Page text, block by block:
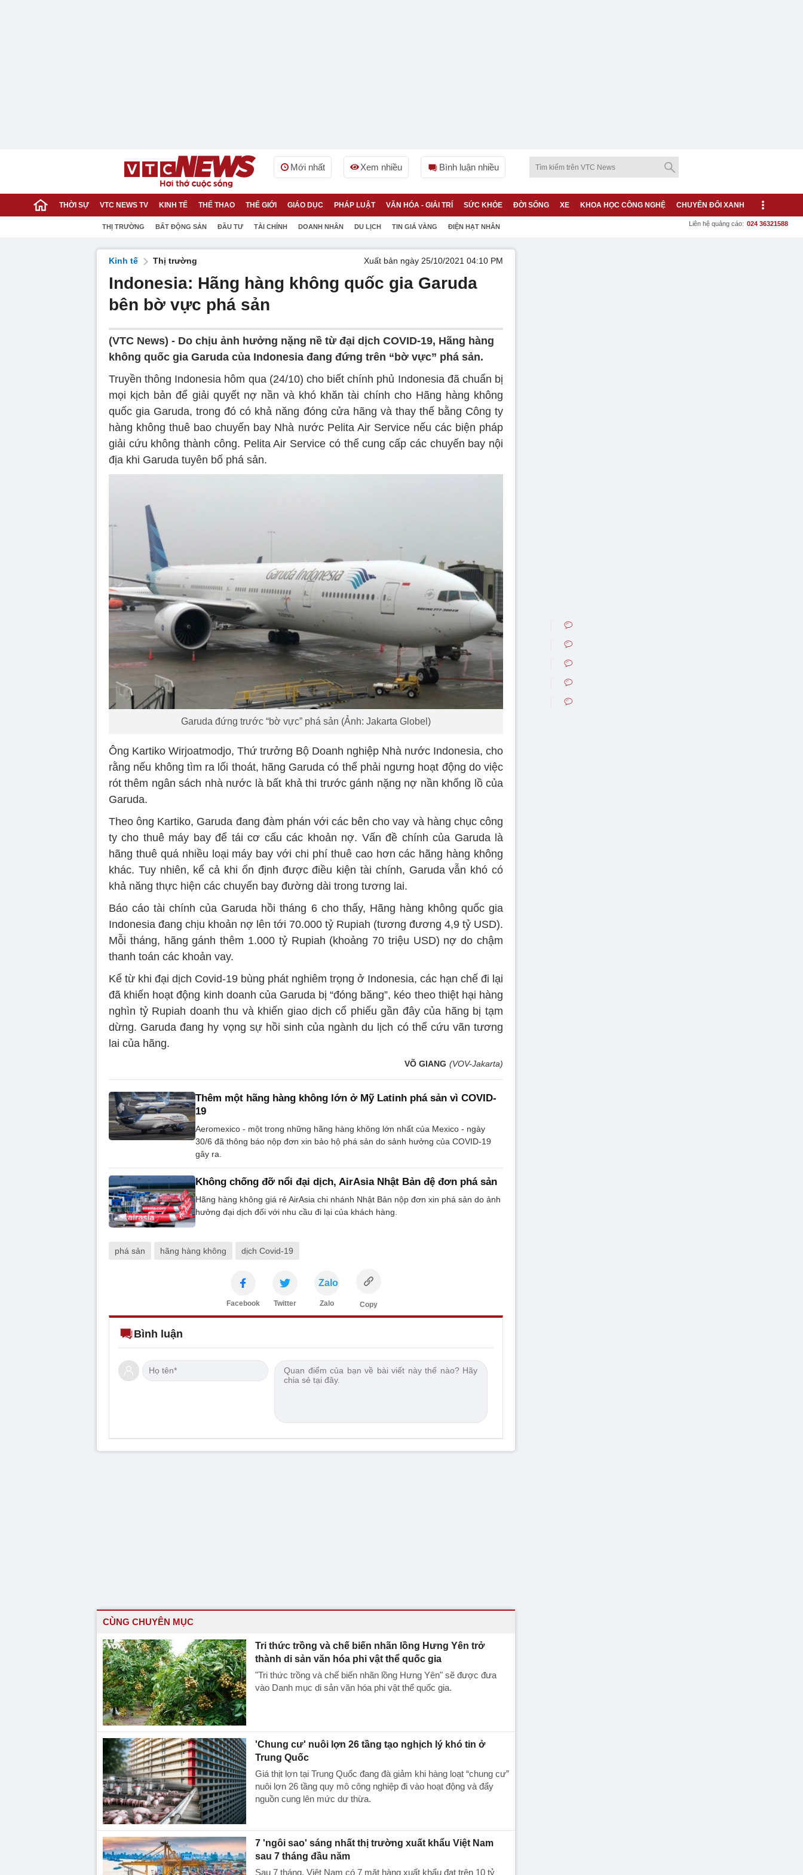
Mới nhất Xem nhiều Bình luận nhiều
THỜI SỰ VTC NEWS TV KINH TẾ THỂ THAO THẾ GIỚI GIÁO DỤC PHÁP LUẬT VĂN HÓA - GIẢI TRÍ SỨC KHỎE ĐỜI SỐNG XE KHOA HỌC CÔNG NGHỆ CHUYỂN ĐỔI XANH
THỊ TRƯỜNG BẤT ĐỘNG SẢN ĐẦU TƯ TÀI CHÍNH DOANH NHÂN DU LỊCH TIN GIÁ VÀNG ĐIỆN HẠT NHÂN Liên hệ quảng cáo: 024 36321588
Kinh tế Thị trường Xuất bản ngày 25/10/2021 04:10 PM
Indonesia: Hãng hàng không quốc gia Garuda
bên bờ vực phá sản
(VTC News) - Do chịu ảnh hưởng nặng nề từ đại dịch COVID-19, Hãng hàng
không quốc gia Garuda của Indonesia đang đứng trên “bờ vực” phá sản.
Truyền thông Indonesia hôm qua (24/10) cho biết chính phủ Indonesia đã chuẩn bị
mọi kịch bản để giải quyết nợ nần và khó khăn tài chính cho Hãng hàng không
quốc gia Garuda, trong đó có khả năng đóng cửa hãng và thay thế bằng Công ty
hàng không thuê bao chuyến bay Nhà nước Pelita Air Service nếu các biện pháp
giải cứu không thành công. Pelita Air Service có thể cung cấp các chuyến bay nội
địa khi Garuda tuyên bố phá sản.
Garuda đứng trước “bờ vực” phá sản (Ảnh: Jakarta Globel)
Ông Kartiko Wirjoatmodjo, Thứ trưởng Bộ Doanh nghiệp Nhà nước Indonesia, cho
rằng nếu không tìm ra lối thoát, hãng Garuda có thể phải ngưng hoạt động do việc
rót thêm ngân sách nhà nước là bất khả thi trước gánh nặng nợ nần khổng lồ của
Garuda.
Theo ông Kartiko, Garuda đang đàm phán với các bên cho vay và hàng chục công
ty cho thuê máy bay để tái cơ cấu các khoản nợ. Vấn đề chính của Garuda là
hãng thuê quá nhiều loại máy bay với chi phí thuê cao hơn các hãng hàng không
khác. Tuy nhiên, kể cả khi ổn định được điều kiện tài chính, Garuda vẫn khó có
khả năng thực hiện các chuyến bay đường dài trong tương lai.
Báo cáo tài chính của Garuda hồi tháng 6 cho thấy, Hãng hàng không quốc gia
Indonesia đang chịu khoản nợ lên tới 70.000 tỷ Rupiah (tương đương 4,9 tỷ USD).
Mỗi tháng, hãng gánh thêm 1.000 tỷ Rupiah (khoảng 70 triệu USD) nợ do chậm
thanh toán các khoản vay.
Kể từ khi đại dịch Covid-19 bùng phát nghiêm trọng ở Indonesia, các hạn chế đi lại
đã khiến hoạt động kinh doanh của Garuda bị “đóng băng”, kéo theo thiệt hại hàng
nghìn tỷ Rupiah doanh thu và khiến giao dịch cổ phiếu gần đây của hãng bị tạm
dừng. Garuda đang hy vọng sự hồi sinh của ngành du lịch có thể cứu vãn tương
lai của hãng.
VÕ GIANG (VOV-Jakarta)
Thêm một hãng hàng không lớn ở Mỹ Latinh phá sản vì COVID-
19
Aeromexico - một trong những hãng hàng không lớn nhất của Mexico - ngày
30/6 đã thông báo nộp đơn xin bảo hộ phá sản do sảnh hưởng của COVID-19
gây ra.
Không chống đỡ nổi đại dịch, AirAsia Nhật Bản đệ đơn phá sản
Hãng hàng không giá rẻ AirAsia chi nhánh Nhật Bản nộp đơn xin phá sản do ảnh
hưởng đại dịch đối với nhu cầu đi lại của khách hàng.
phá sản hãng hàng không dịch Covid-19
Facebook Twitter
Zalo
Zalo Copy
Bình luận
CÙNG CHUYÊN MỤC
Tri thức trồng và chế biến nhãn lồng Hưng Yên trở
thành di sản văn hóa phi vật thể quốc gia
"Tri thức trồng và chế biến nhãn lồng Hưng Yên" sẽ được đưa
vào Danh mục di sản văn hóa phi vật thể quốc gia.
'Chung cư' nuôi lợn 26 tầng tạo nghịch lý khó tin ở
Trung Quốc
Giá thịt lợn tại Trung Quốc đang đà giảm khi hàng loạt “chung cư”
nuôi lợn 26 tầng quy mô công nghiệp đi vào hoạt động và đẩy
nguồn cung lên mức dư thừa.
7 'ngôi sao' sáng nhất thị trường xuất khẩu Việt Nam
sau 7 tháng đầu năm
Sau 7 tháng, Việt Nam có 7 mặt hàng xuất khẩu đạt trên 10 tỷ